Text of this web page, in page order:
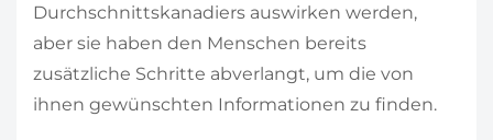
Durchschnittskanadiers auswirken werden,
aber sie haben den Menschen bereits
zusätzliche Schritte abverlangt, um die von
ihnen gewünschten Informationen zu finden.